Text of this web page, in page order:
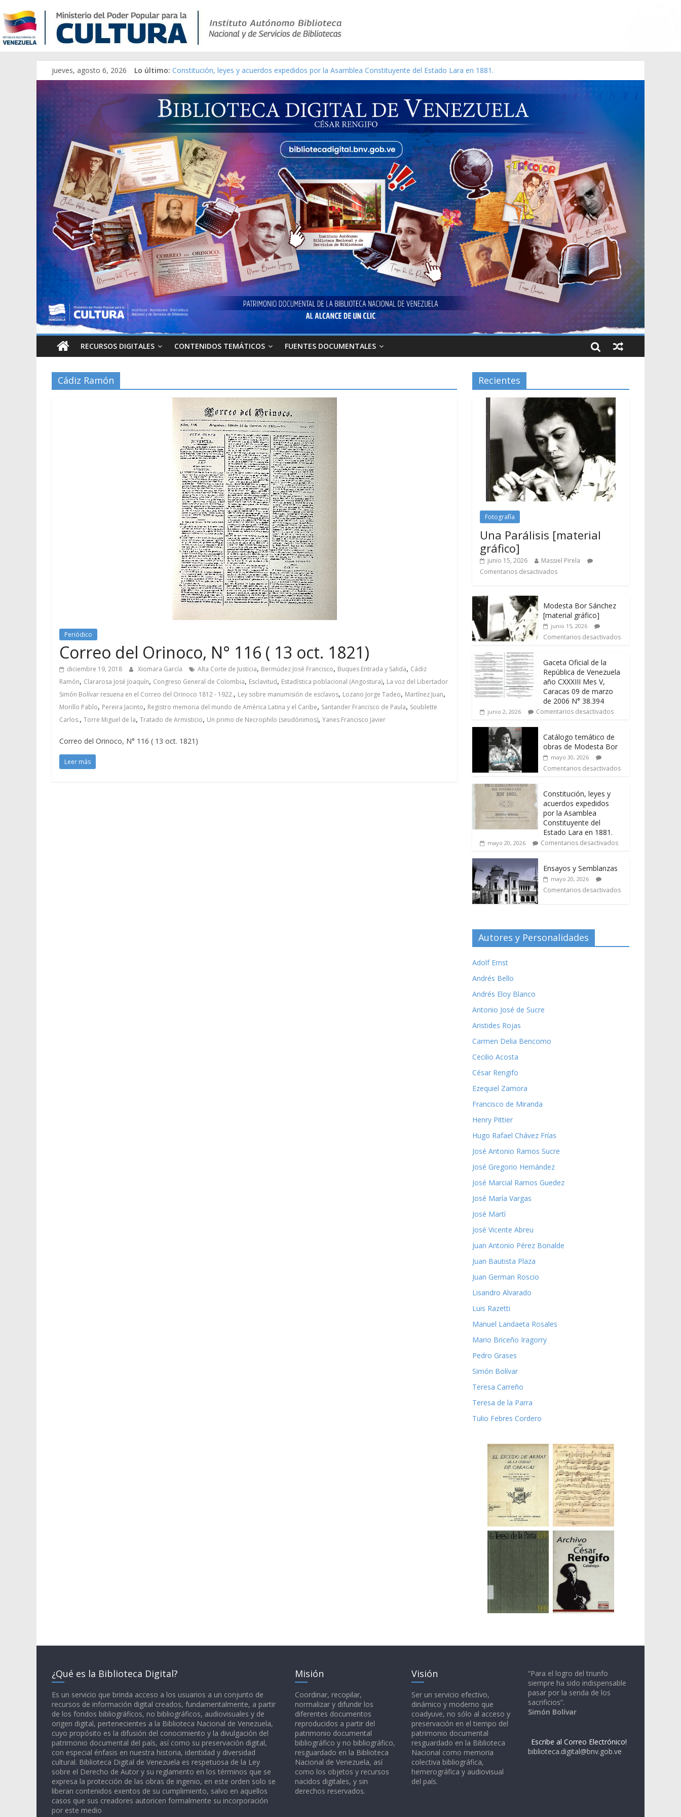
jueves, agosto 6, 2026 Lo último: Constitución, leyes y acuerdos expedidos por la Asamblea Constituyente del Estado Lara en 1881.
Una Parálisis [material gráfico]
Modesta Bor Sánchez [material gráfico]
Gaceta Oficial de la República de Venezuela año CXXXIII Mes V, Caracas 09 de marzo de 2006 N° 38.394
Catálogo temático de obras de Modesta Bor
RECURSOS DIGITALES CONTENIDOS TEMÁTICOS FUENTES DOCUMENTALES
Cádiz Ramón
Periódico
Correo del Orinoco, N° 116 ( 13 oct. 1821)
diciembre 19, 2018 Xiomara García Alta Corte de Justicia, Bermúdez José Francisco, Buques Entrada y Salida, Cádiz
Ramón, Clararosa José Joaquín, Congreso General de Colombia, Esclavitud, Estadística poblacional (Angostura), La voz del Libertador
Simón Bolívar resuena en el Correo del Orinoco 1812 - 1922., Ley sobre manumisión de esclavos, Lozano Jorge Tadeo, Martínez Juan,
Morillo Pablo, Pereira Jacinto, Registro memoria del mundo de América Latina y el Caribe, Santander Francisco de Paula, Soublette
Carlos., Torre Miguel de la, Tratado de Armisticio, Un primo de Necrophilo (seudónimos), Yanes Francisco Javier
Correo del Orinoco, N° 116 ( 13 oct. 1821)
Leer más
Recientes
Fotografía
Una Parálisis [material
gráfico]
junio 15, 2026
Massiel Pirela
Comentarios desactivados
Modesta Bor Sánchez
[material gráfico]
junio 15, 2026
Comentarios desactivados
Gaceta Oficial de la
República de Venezuela
año CXXXIII Mes V,
Caracas 09 de marzo
de 2006 N° 38.394
junio 2, 2026 Comentarios desactivados
Catálogo temático de
obras de Modesta Bor
mayo 30, 2026
Comentarios desactivados
Constitución, leyes y
acuerdos expedidos
por la Asamblea
Constituyente del
Estado Lara en 1881.
mayo 20, 2026 Comentarios desactivados
Ensayos y Semblanzas
mayo 20, 2026
Comentarios desactivados
Autores y Personalidades
Adolf Ernst
Andrés Bello
Andrés Eloy Blanco
Antonio José de Sucre
Aristides Rojas
Carmen Delia Bencomo
Cecilio Acosta
César Rengifo
Ezequiel Zamora
Francisco de Miranda
Henry Pittier
Hugo Rafael Chávez Frías
José Antonio Ramos Sucre
José Gregorio Hernández
José Marcial Ramos Guedez
José María Vargas
José Martí
José Vicente Abreu
Juan Antonio Pérez Bonalde
Juan Bautista Plaza
Juan German Roscio
Lisandro Alvarado
Luis Razetti
Manuel Landaeta Rosales
Mario Briceño Iragorry
Pedro Grases
Simón Bolívar
Teresa Carreño
Teresa de la Parra
Tulio Febres Cordero
¿Qué es la Biblioteca Digital?
Es un servicio que brinda acceso a los usuarios a un conjunto de
recursos de información digital creados, fundamentalmente, a partir
de los fondos bibliográficos, no bibliográficos, audiovisuales y de
origen digital, pertenecientes a la Biblioteca Nacional de Venezuela,
cuyo propósito es la difusión del conocimiento y la divulgación del
patrimonio documental del país, así como su preservación digital,
con especial énfasis en nuestra historia, identidad y diversidad
cultural. Biblioteca Digital de Venezuela es respetuosa de la Ley
sobre el Derecho de Autor y su reglamento en los términos que se
expresa la protección de las obras de ingenio, en este orden solo se
liberan contenidos exentos de su cumplimiento, salvo en aquellos
casos que sus creadores autoricen formalmente su incorporación
por este medio
Misión
Coordinar, recopilar,
normalizar y difundir los
diferentes documentos
reproducidos a partir del
patrimonio documental
bibliográfico y no bibliográfico,
resguardado en la Biblioteca
Nacional de Venezuela, así
como los objetos y recursos
nacidos digitales, y sin
derechos reservados.
Visión
Ser un servicio efectivo,
dinámico y moderno que
coadyuve, no sólo al acceso y
preservación en el tiempo del
patrimonio documental
resguardado en la Biblioteca
Nacional como memoria
colectiva bibliográfica,
hemerográfica y audiovisual
del país.
“Para el logro del triunfo
siempre ha sido indispensable
pasar por la senda de los
sacrificios”.
Simón Bolívar
Escribe al Correo Electrónico!
biblioteca.digital@bnv.gob.ve